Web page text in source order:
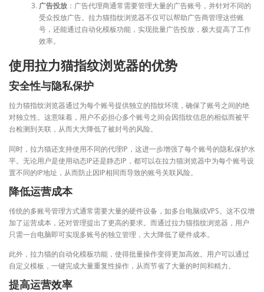
广告投放：广告代理商通常需要管理大量的广告账号，并针对不同的
受众投放广告。拉力猫指纹浏览器不仅可以帮助广告商管理这些账
号，还能通过自动化模板功能，实现批量广告投放，极大提高了工作
效率。
使用拉力猫指纹浏览器的优势
安全性与隐私保护
拉力猫指纹浏览器通过为每个账号提供独立的指纹环境，确保了账号之间的绝
对独立性。这意味着，用户不必担心多个账号之间会因指纹信息的相似而被平
台检测到关联，从而大大降低了被封号的风险。
同时，拉力猫还支持使用不同的代理IP，这进一步增强了每个账号的隐私保护水
平。无论用户是使用动态IP还是静态IP，都可以在拉力猫浏览器中为每个账号设
置不同的IP地址，从而防止因IP相同而导致的账号关联风险。
降低运营成本
传统的多账号管理方式通常需要大量的硬件设备，如多台电脑或VPS。这不仅增
加了运营成本，还对管理提出了更高的要求。而通过拉力猫指纹浏览器，用户
只需一台电脑即可实现多账号的独立管理，大大降低了硬件成本。
此外，拉力猫的自动化模板功能，使得批量操作变得更加高效。用户可以通过
自定义模板，一键完成大量重复性操作，从而节省了大量的时间和精力。
提高运营效率